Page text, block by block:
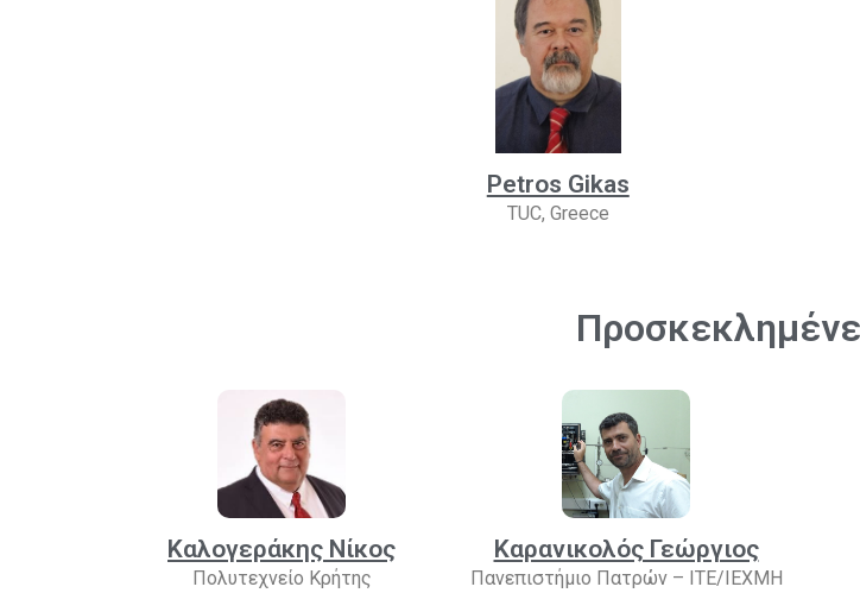
Petros Gikas
TUC, Greece
Καλογεράκης Νίκος
Πολυτεχνείο Κρήτης
Καρανικολός Γεώργιος
Πανεπιστήμιο Πατρών – ΙΤΕ/ΙΕΧΜΗ